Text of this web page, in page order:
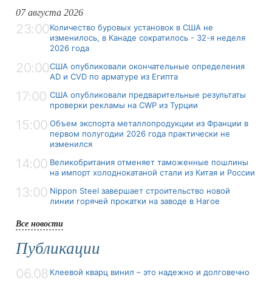
07 августа 2026
23:00Количество буровых установок в США не
изменилось, в Канаде сократилось - 32-я неделя
2026 года
20:00США опубликовали окончательные определения
AD и CVD по арматуре из Египта
17:00 США опубликовали предварительные результаты
проверки рекламы на CWP из Турции
15:00 Объем экспорта металлопродукции из Франции в
первом полугодии 2026 года практически не
изменился
14:00 Великобритания отменяет таможенные пошлины
на импорт холоднокатаной стали из Китая и России
13:00 Nippon Steel завершает строительство новой
линии горячей прокатки на заводе в Нагое
Все новости
Публикации
06.08 Клеевой кварц винил – это надежно и долговечно